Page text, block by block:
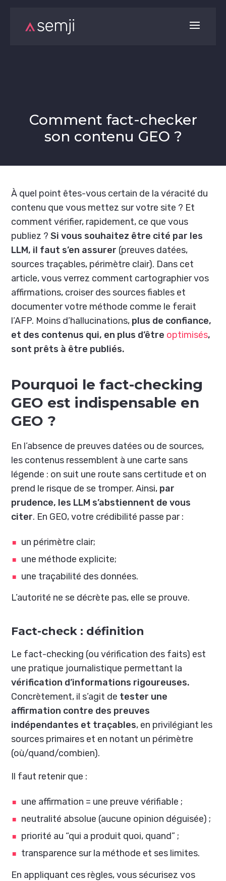
Comment fact-checker
son contenu GEO ?
À quel point êtes-vous certain de la véracité du
contenu que vous mettez sur votre site ? Et
comment vérifier, rapidement, ce que vous
publiez ?Si vous souhaitez être cité par les
LLM, il faut s’en assurer (preuves datées,
sources traçables, périmètre clair). Dans cet
article, vous verrez comment cartographier vos
affirmations, croiser des sources fiables et
documenter votre méthode comme le ferait
l’AFP. Moins d’hallucinations, plus de confiance,
et des contenus qui, en plus d’être optimisés,
sont prêts à être publiés.
Pourquoi le fact-checking
GEO est indispensable en
GEO ?
En l’absence de preuves datées ou de sources,
les contenus ressemblent à une carte sans
légende : on suit une route sans certitude et on
prend le risque de se tromper. Ainsi, par
prudence, les LLM s’abstiennent de vous
citer. En GEO, votre crédibilité passe par :
un périmètre clair;
une méthode explicite;
une traçabilité des données.
L’autorité ne se décrète pas, elle se prouve.
Fact-check : définition
Le fact-checking (ou vérification des faits) est
une pratique journalistique permettant la
vérification d’informations rigoureuses.
Concrètement, il s’agit de tester une
affirmation contre des preuves
indépendantes et traçables, en privilégiant les
sources primaires et en notant un périmètre
(où/quand/combien).
Il faut retenir que :
une affirmation = une preuve vérifiable ;
neutralité absolue (aucune opinion déguisée) ;
priorité au “qui a produit quoi, quand” ;
transparence sur la méthode et ses limites.
En appliquant ces règles, vous sécurisez vos